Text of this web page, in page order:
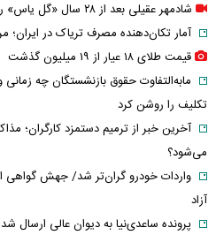
شادمهر عقیلی بعد از ۲۸ سال «گل یاس» را دوباره خواند + ویدئو
آمار تکان‌دهنده مصرف تریاک در ایران؛
قیمت طلای ۱۸ عیار از ۱۹ میلیون گذشت
مابه‌التفاوت حقوق بازنشستگان چه
تکلیف را روشن کرد
آخرین خبر از ترمیم دستمزد کارگران؛
می‌شود؟
واردات خودرو گران‌تر شد/ جهش گواهی
آزاد
پرونده ساعدی‌نیا به دیوان عالی ارسال